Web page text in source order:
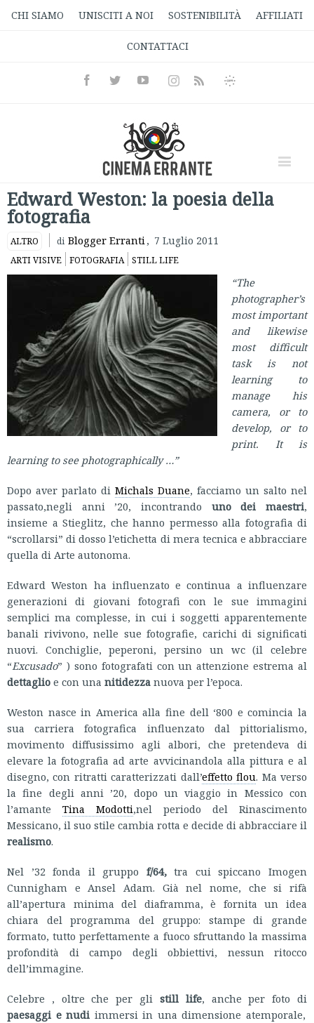
CHI SIAMO UNISCITI A NOI SOSTENIBILITÀ AFFILIATI
CONTATTACI
FacebookTwitterYoutubeInstagramRss
Informativa
Edward Weston: la poesia della
fotografia
ALTRO di Blogger Erranti, 7 Luglio 2011
ARTI VISIVE FOTOGRAFIA STILL LIFE
“The
photographer’s
most important
and likewise
most difficult
task is not
learning to
manage his
camera, or to
develop, or to
print. It is
learning to see photographically …”
Dopo aver parlato di Michals Duane, facciamo un salto nel
passato,negli anni ’20, incontrando uno dei maestri,
insieme a Stieglitz, che hanno permesso alla fotografia di
“scrollarsi” di dosso l’etichetta di mera tecnica e abbracciare
quella di Arte autonoma.
Edward Weston ha influenzato e continua a influenzare
generazioni di giovani fotografi con le sue immagini
semplici ma complesse, in cui i soggetti apparentemente
banali rivivono, nelle sue fotografie, carichi di significati
nuovi. Conchiglie, peperoni, persino un wc (il celebre
“Excusado” ) sono fotografati con un attenzione estrema al
dettaglio e con una nitidezza nuova per l’epoca.
Weston nasce in America alla fine dell ‘800 e comincia la
sua carriera fotografica influenzato dal pittorialismo,
movimento diffusissimo agli albori, che pretendeva di
elevare la fotografia ad arte avvicinandola alla pittura e al
disegno, con ritratti caratterizzati dall’effetto flou. Ma verso
la fine degli anni ’20, dopo un viaggio in Messico con
l’amante Tina Modotti,nel periodo del Rinascimento
Messicano, il suo stile cambia rotta e decide di abbracciare il
realismo.
Nel ’32 fonda il gruppo f/64,tra cui spiccano Imogen
Cunnigham e Ansel Adam. Già nel nome, che si rifà
all’apertura minima del diaframma, è fornita un idea
chiara del programma del gruppo: stampe di grande
formato, tutto perfettamente a fuoco sfruttando la massima
profondità di campo degli obbiettivi, nessun ritocco
dell’immagine.
Celebre , oltre che per gli still life, anche per foto di
paesaggi e nudi immersi in una dimensione atemporale,